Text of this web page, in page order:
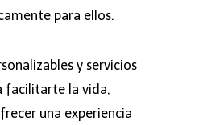
para ellos.
y servicios
facilitarte la vida,
una experiencia